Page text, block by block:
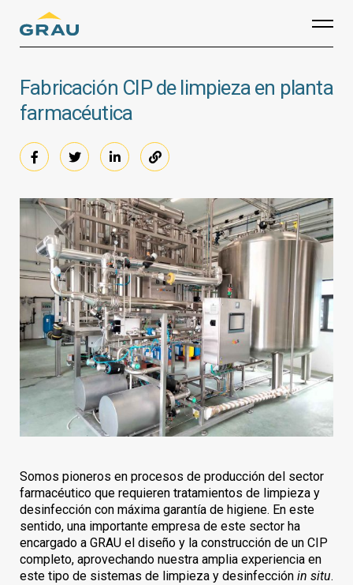
content
Fabricación CIP de limpieza en planta
farmacéutica
Somos pioneros en procesos de producción del sector
farmacéutico que requieren tratamientos de limpieza y
desinfección con máxima garantía de higiene. En este
sentido, una importante empresa de este sector ha
encargado a GRAU el diseño y la construcción de un CIP
completo, aprovechando nuestra amplia experiencia en
este tipo de sistemas de limpieza y desinfección in situ.